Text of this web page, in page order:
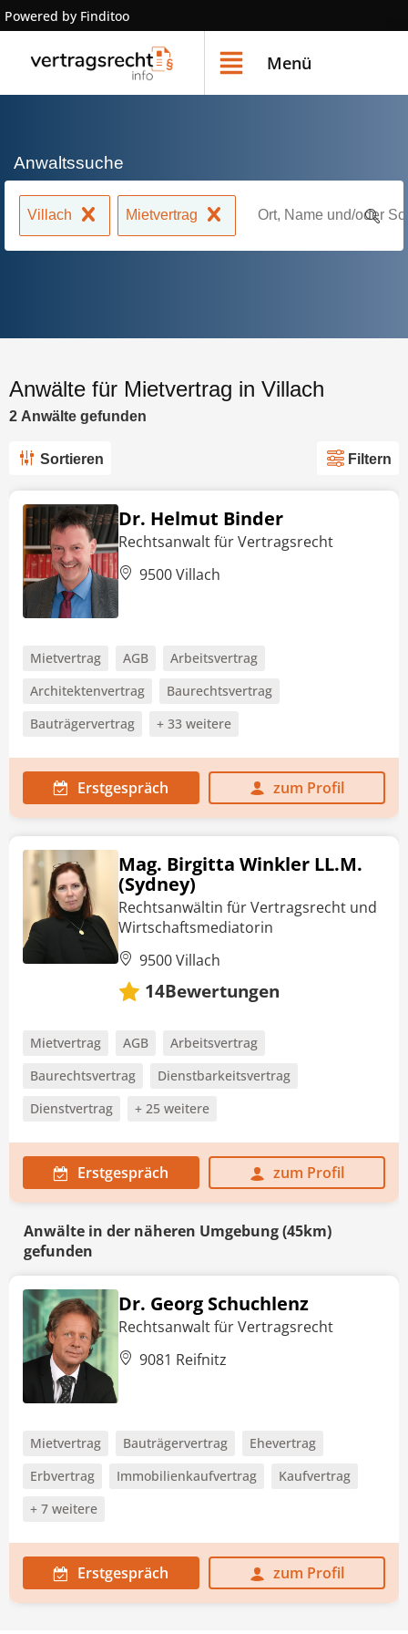
Powered by Finditoo
Menü
Anwaltssuche
Villach Mietvertrag
Anwälte für Mietvertrag in Villach
2 Anwälte gefunden
Sortieren Filtern
Dr. Helmut Binder
Rechtsanwalt für Vertragsrecht
9500 Villach
Mietvertrag AGB
Arbeitsvertrag
Architektenvertrag
Baurechtsvertrag
Bauträgervertrag
+ 33 weitere
Erstgespräch zum Profil
Mag. Birgitta Winkler LL.M.
(Sydney)
Rechtsanwältin für Vertragsrecht und
Wirtschaftsmediatorin
9500 Villach
14Bewertungen
Mietvertrag AGB
Arbeitsvertrag
Baurechtsvertrag
Dienstbarkeitsvertrag
Dienstvertrag
+ 25 weitere
Erstgespräch zum Profil
Anwälte in der näheren Umgebung (45km)
gefunden
Dr. Georg Schuchlenz
Rechtsanwalt für Vertragsrecht
9081 Reifnitz
Mietvertrag Bauträgervertrag
Ehevertrag
Erbvertrag
Immobilienkaufvertrag
Kaufvertrag
+ 7 weitere
Erstgespräch zum Profil